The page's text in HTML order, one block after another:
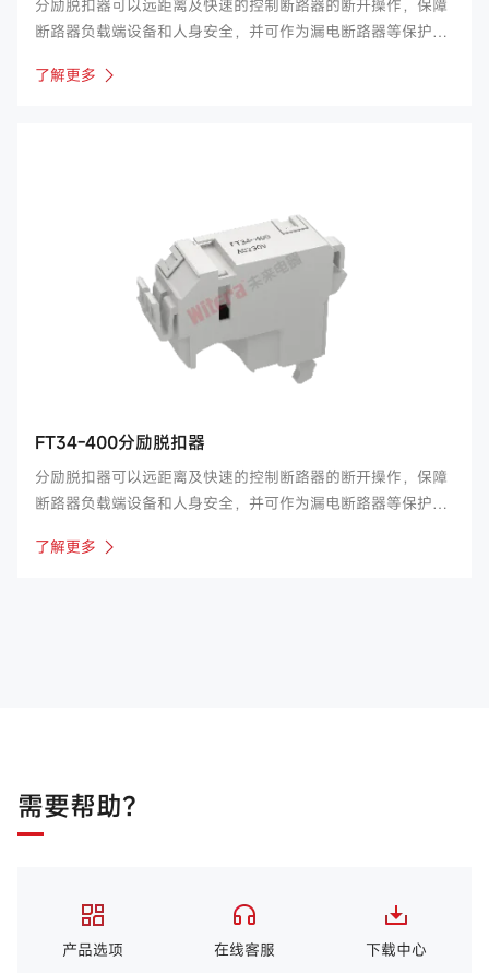
分励脱扣器可以远距离及快速的控制断路器的断开操作，保障
断路器负载端设备和人身安全，并可作为漏电断路器等保护电
列，适用于如常开、正泰、良信、德力西、诺雅克等国内断路
了解更多
FT34-400分励脱扣器
分励脱扣器可以远距离及快速的控制断路器的断开操作，保障
断路器负载端设备和人身安全，并可作为漏电断路器等保护电
列，适用于如常开、正泰、良信、德力西、诺雅克等国内断路
了解更多
需要帮助？
产品选项 在线客服 下载中心